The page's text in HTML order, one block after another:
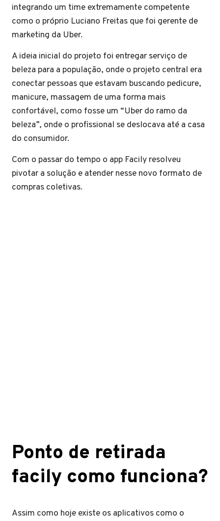
integrando um time extremamente competente
como o próprio Luciano Freitas que foi gerente de
marketing da Uber.
A ideia inicial do projeto foi entregar serviço de
beleza para a população, onde o projeto central era
conectar pessoas que estavam buscando pedicure,
manicure, massagem de uma forma mais
confortável, como fosse um “Uber do ramo da
beleza”, onde o profissional se deslocava até a casa
do consumidor.
Com o passar do tempo o app Facily resolveu
pivotar a solução e atender nesse novo formato de
compras coletivas.
Ponto de retirada
facily como funciona?
Assim como hoje existe os aplicativos como o